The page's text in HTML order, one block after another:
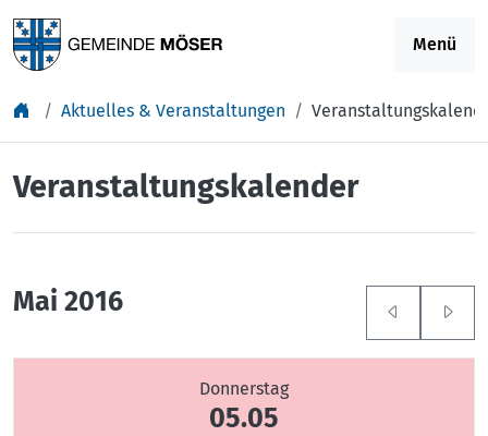
Menü
Aktuelles & Veranstaltungen
Veranstaltungskalender
Mai 2016
Donnerstag
05.05